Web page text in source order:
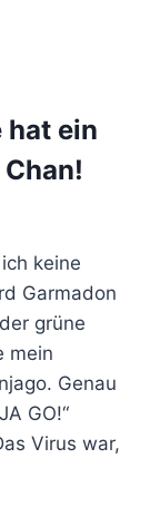
hat ein
keine
Garmadon
grüne
mein
Genau
GO!“
Virus war,